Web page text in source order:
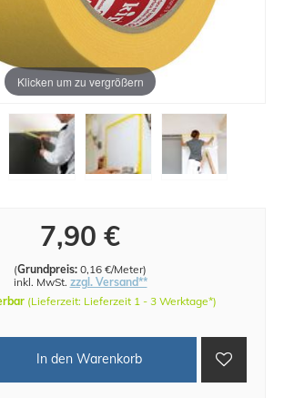
Klicken um zu vergrößern
7,90 €
(Grundpreis: 0,16 €/Meter)
inkl. MwSt. zzgl. Versand**
(Lieferzeit: Lieferzeit 1 - 3 Werktage*)
In den Warenkorb